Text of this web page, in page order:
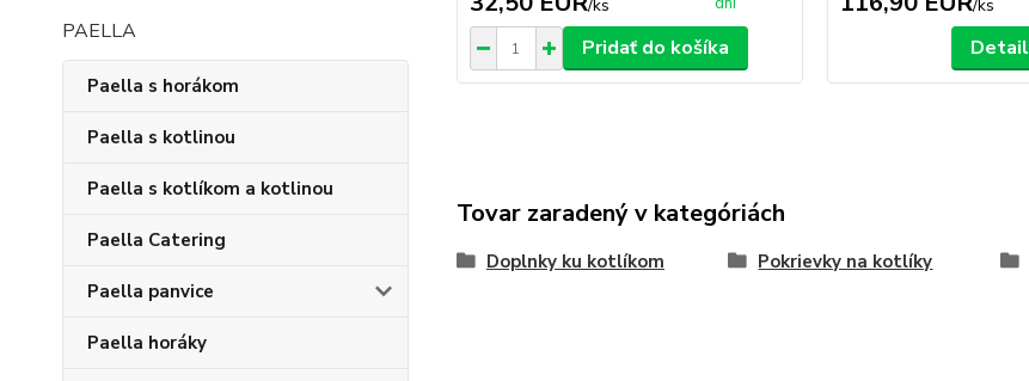
PAELLA
Paella s horákom
Paella s kotlinou
Paella s kotlíkom a kotlinou
Paella Catering
Paella panvice
Paella horáky
/ks
Pridať do košíka
/ks
Detail
Tovar zaradený v kategóriách
Doplnky ku kotlíkom Pokrievky na kotlíky